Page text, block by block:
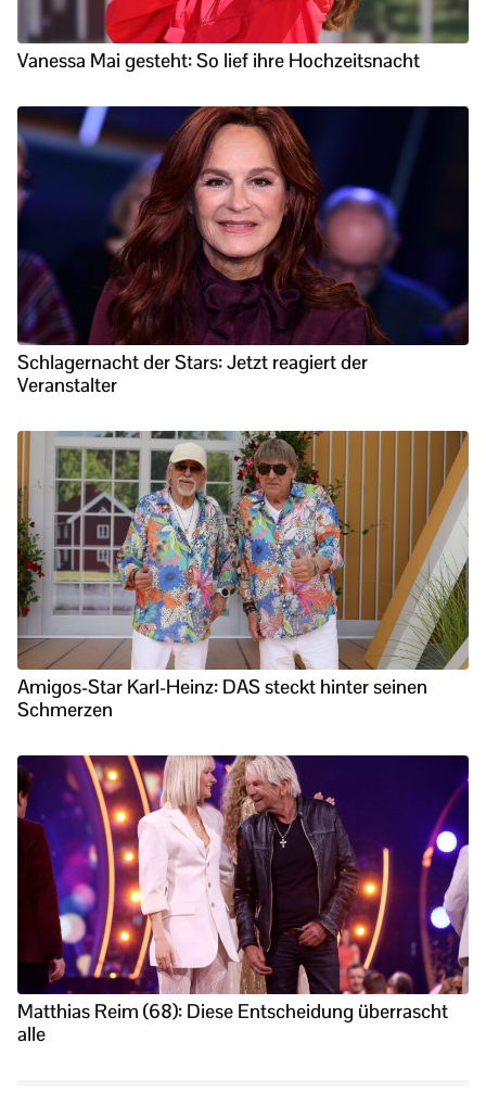
Vanessa Mai gesteht: So lief ihre Hochzeitsnacht
Schlagernacht der Stars: Jetzt reagiert der
Veranstalter
Amigos-Star Karl-Heinz: DAS steckt hinter seinen
Schmerzen
Matthias Reim (68): Diese Entscheidung überrascht
alle